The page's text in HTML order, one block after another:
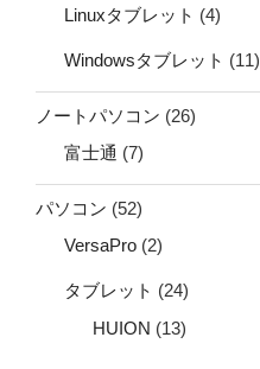
Linuxタブレット (4)
Windowsタブレット (11)
ノートパソコン (26)
富士通 (7)
パソコン (52)
VersaPro (2)
タブレット (24)
HUION (13)